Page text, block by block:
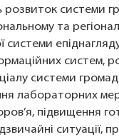
розвиток системи
та
системи
систем,
системи
лабораторних
підвищення
ситуації,